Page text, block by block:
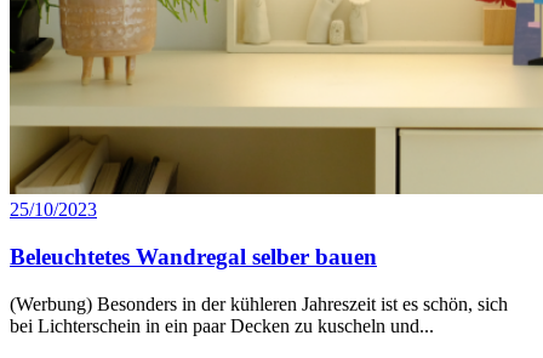
25/10/2023
Beleuchtetes Wandregal selber bauen
(Werbung) Besonders in der kühleren Jahreszeit ist es schön, sich
bei Lichterschein in ein paar Decken zu kuscheln und...